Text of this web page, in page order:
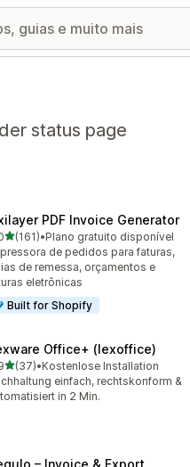
status page
PDF Invoice Generator
de 5 estrelas
(161)
avaliações ao todo
•Plano gratuito disponível
de pedidos para faturas,
de remessa, orçamentos e
eletrônicas
Built for Shopify
Office+ (lexoffice)
de 5 estrelas
(37)
avaliações ao todo
•Kostenlose Installation
einfach, rechtskonform &
in 2 Min.
– Invoice & Export